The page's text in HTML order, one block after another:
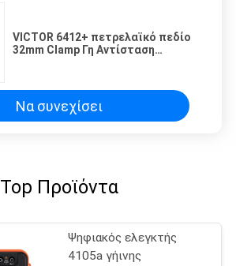
VICTOR 6412+ πετρελαϊκό πεδίο
32mm Clamp Γη Αντίσταση
Να συνεχίσει
Top Προϊόντα
Ψηφιακός ελεγκτής
4105a γήινης